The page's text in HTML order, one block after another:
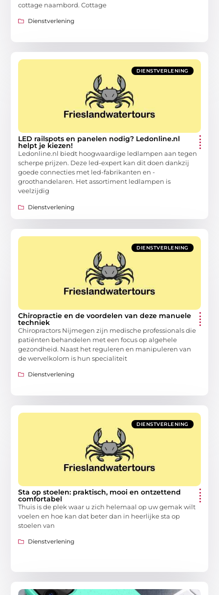
cottage naambord. Cottage
Dienstverlening
DIENSTVERLENING
LED railspots en panelen nodig? Ledonline.nl
helpt je kiezen!
Ledonline.nl biedt hoogwaardige ledlampen aan tegen
scherpe prijzen. Deze led-expert kan dit doen dankzij
goede connecties met led-fabrikanten en -
groothandelaren. Het assortiment ledlampen is
veelzijdig
Dienstverlening
DIENSTVERLENING
Chiropractie en de voordelen van deze manuele
techniek
Chiropractors Nijmegen zijn medische professionals die
patiënten behandelen met een focus op algehele
gezondheid. Naast het reguleren en manipuleren van
de wervelkolom is hun specialiteit
Dienstverlening
DIENSTVERLENING
Sta op stoelen: praktisch, mooi en ontzettend
comfortabel
Thuis is de plek waar u zich helemaal op uw gemak wilt
voelen en hoe kan dat beter dan in heerlijke sta op
stoelen van
Dienstverlening